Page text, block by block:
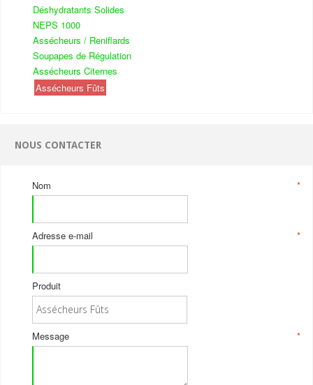
Déshydratants Solides
NEPS 1000
Assécheurs / Reniflards
Soupapes de Régulation
Assécheurs Citernes
Assécheurs Fûts
NOUS CONTACTER
*
Nom
*
Adresse e-mail
Produit
*
Message